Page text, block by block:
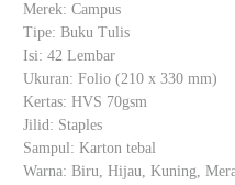
Merek: Campus
Tipe: Buku Tulis
Isi: 42 Lembar
Ukuran: Folio (210 x 330 mm)
Kertas: HVS 70gsm
Jilid: Staples
Sampul: Karton tebal
Warna: Biru, Hijau, Kuning,